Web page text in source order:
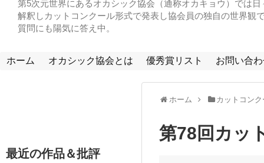
第5次元世界にあるオカシック協会（通称オカキョウ）では
解釈しカットコンクール形式で発表し協会員の独自の世界観
質問にも陽気に答え中。
ホーム オカシック協会とは 優秀賞リスト お問い合
最近の作品＆批評
ホーム カットコン
第78回カッ